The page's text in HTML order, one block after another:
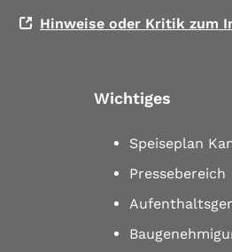
Hinweise oder Kritik zum
Wichtiges
Speiseplan
Pressebereich